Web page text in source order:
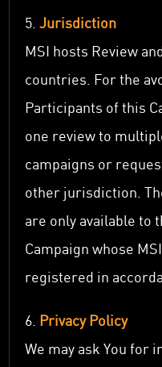
5.Jurisdiction
MSI hosts Review
countries. For the
Participants of this
one review to
campaigns or
other jurisdiction.
are only available to
Campaign whose
registered in
6. Privacy Policy
We may ask You for